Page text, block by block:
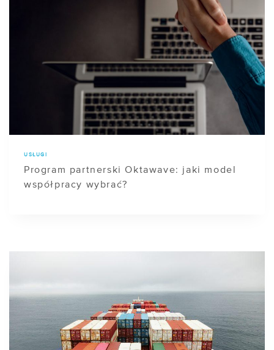
USŁUGI
Program partnerski Oktawave: jaki model
współpracy wybrać?